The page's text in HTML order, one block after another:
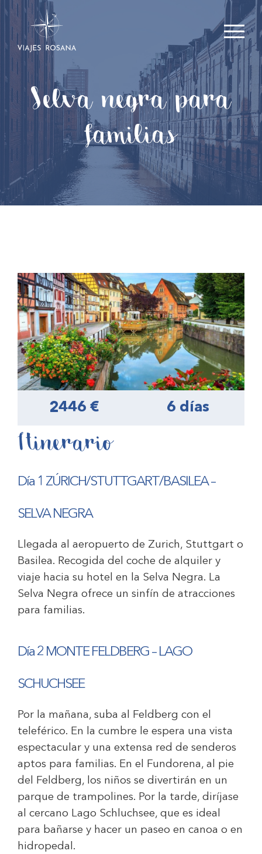
Selva negra para
familias
2446 € 6 días
Itinerario
Día 1 ZÚRICH/STUTTGART/BASILEA –
SELVA NEGRA
Llegada al aeropuerto de Zurich, Stuttgart o
Basilea. Recogida del coche de alquiler y
viaje hacia su hotel en la Selva Negra. La
Selva Negra ofrece un sinfín de atracciones
para familias.
Día 2 MONTE FELDBERG – LAGO
SCHUCHSEE
Por la mañana, suba al Feldberg con el
teleférico. En la cumbre le espera una vista
espectacular y una extensa red de senderos
aptos para familias. En el Fundorena, al pie
del Feldberg, los niños se divertirán en un
parque de trampolines. Por la tarde, diríjase
al cercano Lago Schluchsee, que es ideal
para bañarse y hacer un paseo en canoa o en
hidropedal.